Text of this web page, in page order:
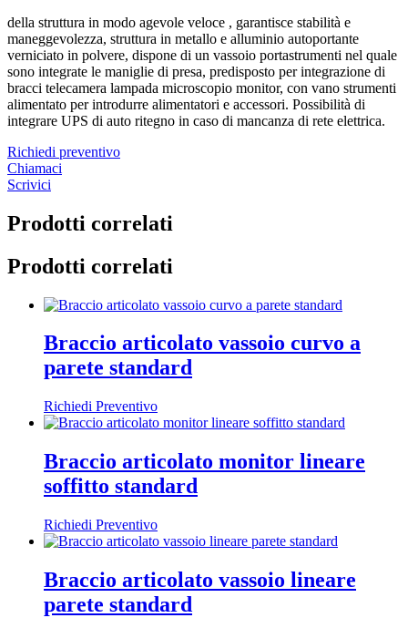
della struttura in modo agevole veloce , garantisce stabilità e
maneggevolezza, struttura in metallo e alluminio autoportante
verniciato in polvere, dispone di un vassoio portastrumenti nel quale
sono integrate le maniglie di presa, predisposto per integrazione di
bracci telecamera lampada microscopio monitor, con vano strumenti
alimentato per introdurre alimentatori e accessori. Possibilità di
integrare UPS di auto ritegno in caso di mancanza di rete elettrica.
Richiedi preventivo
Chiamaci
Scrivici
Prodotti correlati
Prodotti correlati
Braccio articolato vassoio curvo a
parete standard
Richiedi Preventivo
Braccio articolato monitor lineare
soffitto standard
Richiedi Preventivo
Braccio articolato vassoio lineare
parete standard